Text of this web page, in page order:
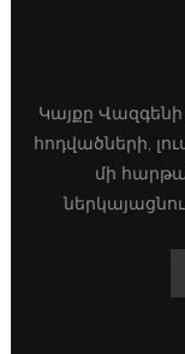
Կայքը Վազգենի
հոդվածների,
մի